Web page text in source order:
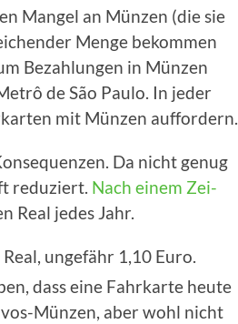
Man­gel an Mün­zen (die sie
Men­ge bekom­men
Bezah­lun­gen in Mün­zen
de São Pau­lo. In jeder
mit Mün­zen auffordern.
Da nicht genug
redu­ziert. Nach einem Zei­
Real jedes Jahr.
unge­fähr 1,10 Euro.
dass eine Fahr­kar­te heu­te
Münzen, aber wohl nicht